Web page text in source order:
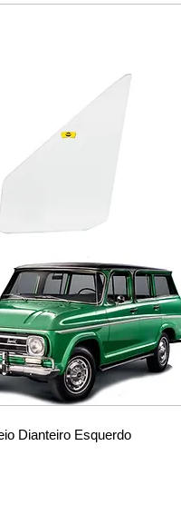
Dianteiro Esquerdo